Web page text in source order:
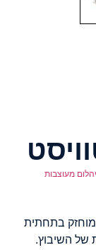
מעוצבות
בתחתית
של השיבוץ.